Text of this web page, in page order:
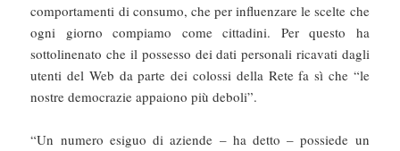
comportamenti di consumo, che per influenzare le scelte che
ogni giorno compiamo come cittadini. Per questo ha
sottolinenato che il possesso dei dati personali ricavati dagli
utenti del Web da parte dei colossi della Rete fa sì che “le
nostre democrazie appaiono più deboli”.
“Un numero esiguo di aziende – ha detto – possiede un